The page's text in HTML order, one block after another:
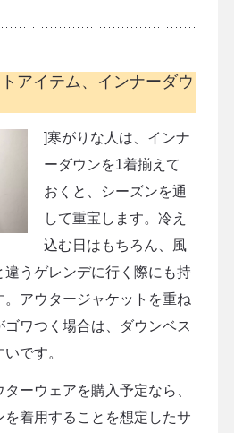
アイテム、インナーダウ
]寒がりな人は、インナ
ーダウンを1着揃えて
おくと、シーズンを通
して重宝します。冷え
込む日はもちろん、風
違うゲレンデに行く際にも持
。アウタージャケットを重ね
ワつく場合は、ダウンベス
です。
ーウェアを購入予定なら、
を着用することを想定したサ